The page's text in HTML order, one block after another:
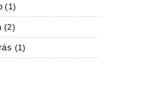
11 termék
22 termékek
11 termék